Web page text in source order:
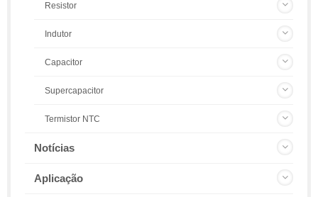
Resistor
Indutor
Capacitor
Supercapacitor
Termistor NTC
Notícias
Aplicação